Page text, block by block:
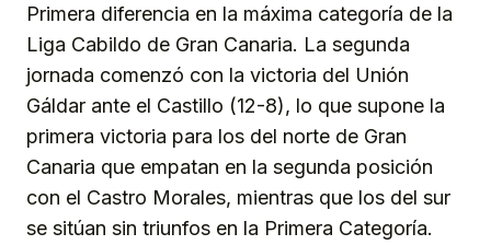
Primera diferencia en la máxima categoría de la
Liga Cabildo de Gran Canaria. La segunda
jornada comenzó con la victoria del Unión
Gáldar ante el Castillo (12-8), lo que supone la
primera victoria para los del norte de Gran
Canaria que empatan en la segunda posición
con el Castro Morales, mientras que los del sur
se sitúan sin triunfos en la Primera Categoría.